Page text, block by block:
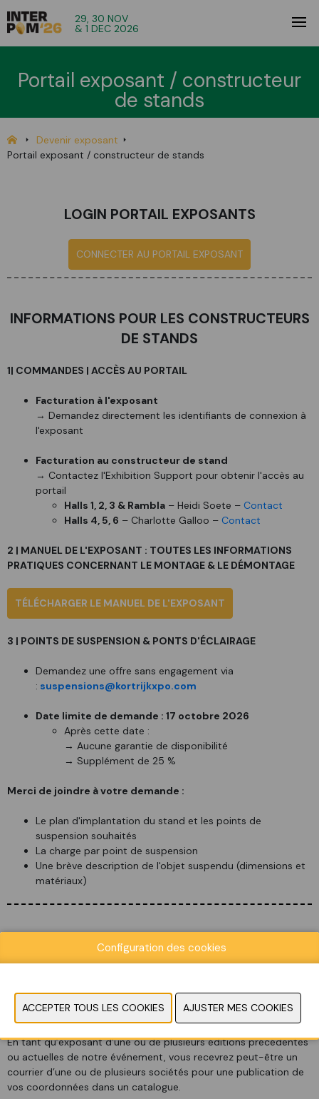
29, 30 NOV
& 1 DEC 2026
Portail exposant / constructeur
de stands
Devenir exposant
Portail exposant / constructeur de stands
LOGIN PORTAIL EXPOSANTS
CONNECTER AU PORTAIL EXPOSANT
INFORMATIONS POUR LES CONSTRUCTEURS
DE STANDS
1| COMMANDES | ACCÈS AU PORTAIL
Facturation à l'exposant
→ Demandez directement les identifiants de connexion à
l'exposant
Facturation au constructeur de stand
→ Contactez l'Exhibition Support pour obtenir l'accès au
portail
Halls 1, 2, 3 & Rambla – Heidi Soete – Contact
Halls 4, 5, 6 – Charlotte Galloo – Contact
2 | MANUEL DE L'EXPOSANT : TOUTES LES INFORMATIONS
PRATIQUES CONCERNANT LE MONTAGE & LE DÉMONTAGE
TÉLÉCHARGER LE MANUEL DE L'EXPOSANT
3 | POINTS DE SUSPENSION & PONTS D'ÉCLAIRAGE
Demandez une offre sans engagement via
: suspensions@kortrijkxpo.com
Date limite de demande : 17 octobre 2026
Après cette date :
→ Aucune garantie de disponibilité
→ Supplément de 25 %
Merci de joindre à votre demande :
Le plan d'implantation du stand et les points de
suspension souhaités
La charge par point de suspension
Une brève description de l'objet suspendu (dimensions et
matériaux)
ATTENTION : LETTRES / E-MAILS
FRAUDULEUX
Fair Expo, FAIRGuide, Expo-Guide ou Construct Data,
INTERNATIONAL FAIRS DIRECTORY, les données de nos visiteurs.
En tant qu’exposant d’une ou de plusieurs éditions précédentes
ou actuelles de notre événement, vous recevrez peut-être un
courrier d’une ou de plusieurs sociétés pour une publication de
vos coordonnées dans un catalogue.
Configuration des cookies